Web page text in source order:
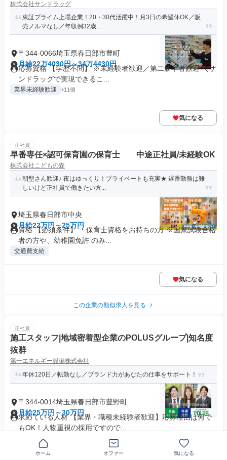
株式会社サンドラッグ
東証プライム上場企業！20・30代活躍中！月3日の希望休OK／販
売ノルマなし／年収例32歳...
〒344-0066埼玉県春日部市豊町
月給22万4030円～34万4430円
応募資格 【学歴不問】 ※未経験者歓迎／第二新卒者歓迎 ＼サ
ンドラッグで実現できるこ...
業界未経験歓迎 +11個
気になる
正社員
早番専任×認可保育園の保育士 中途正社員/未経験OK
株式会社こどもの森
朝型さん歓迎♪ 夜はゆっくり！プライベートも充実★ 遅番勤務は難
しいけど正社員で働きたい方...
埼玉県春日部市中央
月給22万円～25万円
資格 【必須条件】 ・保育士資格をお持ちの方 ※国家試験合格
者の方や、幼稚園免許 のみ...
交通費支給
気になる
この企業の類似求人を見る
正社員
施工スタッフ|地域密着型企業のPOLUSグループ|知名度
抜群
第一エネルギー設備株式会社
年休120日／転勤なし／ブランド力があなたの仕事をサポート！
〒344-0014埼玉県春日部市豊野町
月給25万円～30万円
求めている人材 【業界・職種未経験者歓迎】応募理由は何で
もOK！人物重視の採用ですので...
業界未経験歓迎
ホーム オファー 気になる